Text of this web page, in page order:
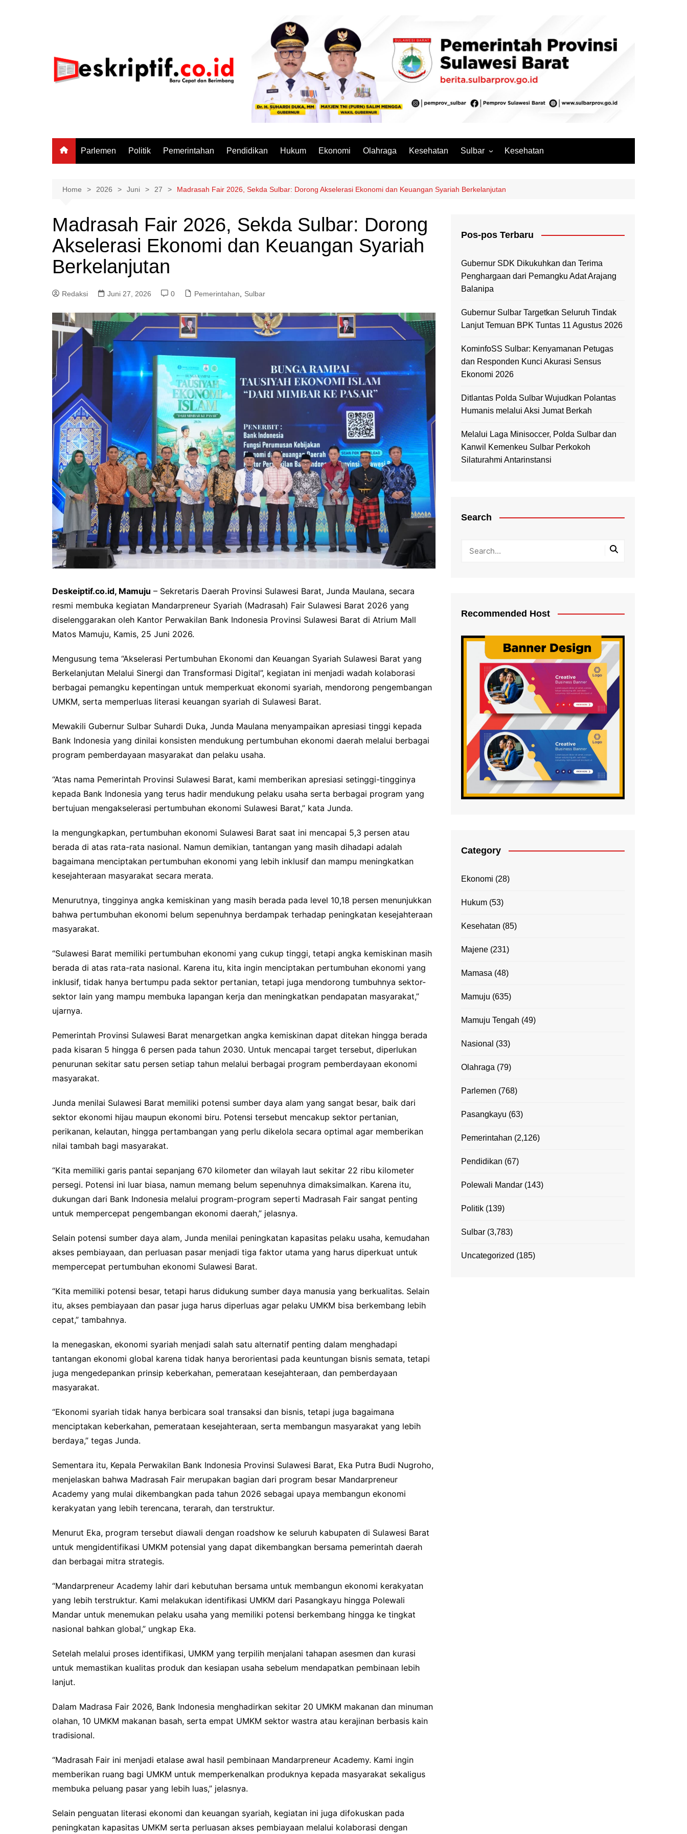
Parlemen Politik Pemerintahan Pendidikan Hukum Ekonomi Olahraga Kesehatan Sulbar
Mamuju Tengah
Mamasa
Kesehatan
Home 2026 Juni 27 Madrasah Fair 2026, Sekda Sulbar: Dorong Akselerasi Ekonomi dan Keuangan Syariah Berkelanjutan
Madrasah Fair 2026, Sekda Sulbar: Dorong
Akselerasi Ekonomi dan Keuangan Syariah
Berkelanjutan
Redaksi Juni 27, 2026 0 Pemerintahan Sulbar
Deskeiptif.co.id, Mamuju – Sekretaris Daerah Provinsi Sulawesi Barat, Junda Maulana, secara
resmi membuka kegiatan Mandarpreneur Syariah (Madrasah) Fair Sulawesi Barat 2026 yang
diselenggarakan oleh Kantor Perwakilan Bank Indonesia Provinsi Sulawesi Barat di Atrium Mall
Matos Mamuju, Kamis, 25 Juni 2026.
Mengusung tema “Akselerasi Pertumbuhan Ekonomi dan Keuangan Syariah Sulawesi Barat yang
Berkelanjutan Melalui Sinergi dan Transformasi Digital”, kegiatan ini menjadi wadah kolaborasi
berbagai pemangku kepentingan untuk memperkuat ekonomi syariah, mendorong pengembangan
UMKM, serta memperluas literasi keuangan syariah di Sulawesi Barat.
Mewakili Gubernur Sulbar Suhardi Duka, Junda Maulana menyampaikan apresiasi tinggi kepada
Bank Indonesia yang dinilai konsisten mendukung pertumbuhan ekonomi daerah melalui berbagai
program pemberdayaan masyarakat dan pelaku usaha.
“Atas nama Pemerintah Provinsi Sulawesi Barat, kami memberikan apresiasi setinggi-tingginya
kepada Bank Indonesia yang terus hadir mendukung pelaku usaha serta berbagai program yang
bertujuan mengakselerasi pertumbuhan ekonomi Sulawesi Barat,” kata Junda.
Ia mengungkapkan, pertumbuhan ekonomi Sulawesi Barat saat ini mencapai 5,3 persen atau
berada di atas rata-rata nasional. Namun demikian, tantangan yang masih dihadapi adalah
bagaimana menciptakan pertumbuhan ekonomi yang lebih inklusif dan mampu meningkatkan
kesejahteraan masyarakat secara merata.
Menurutnya, tingginya angka kemiskinan yang masih berada pada level 10,18 persen menunjukkan
bahwa pertumbuhan ekonomi belum sepenuhnya berdampak terhadap peningkatan kesejahteraan
masyarakat.
“Sulawesi Barat memiliki pertumbuhan ekonomi yang cukup tinggi, tetapi angka kemiskinan masih
berada di atas rata-rata nasional. Karena itu, kita ingin menciptakan pertumbuhan ekonomi yang
inklusif, tidak hanya bertumpu pada sektor pertanian, tetapi juga mendorong tumbuhnya sektor-
sektor lain yang mampu membuka lapangan kerja dan meningkatkan pendapatan masyarakat,”
ujarnya.
Pemerintah Provinsi Sulawesi Barat menargetkan angka kemiskinan dapat ditekan hingga berada
pada kisaran 5 hingga 6 persen pada tahun 2030. Untuk mencapai target tersebut, diperlukan
penurunan sekitar satu persen setiap tahun melalui berbagai program pemberdayaan ekonomi
masyarakat.
Junda menilai Sulawesi Barat memiliki potensi sumber daya alam yang sangat besar, baik dari
sektor ekonomi hijau maupun ekonomi biru. Potensi tersebut mencakup sektor pertanian,
perikanan, kelautan, hingga pertambangan yang perlu dikelola secara optimal agar memberikan
nilai tambah bagi masyarakat.
“Kita memiliki garis pantai sepanjang 670 kilometer dan wilayah laut sekitar 22 ribu kilometer
persegi. Potensi ini luar biasa, namun memang belum sepenuhnya dimaksimalkan. Karena itu,
dukungan dari Bank Indonesia melalui program-program seperti Madrasah Fair sangat penting
untuk mempercepat pengembangan ekonomi daerah,” jelasnya.
Selain potensi sumber daya alam, Junda menilai peningkatan kapasitas pelaku usaha, kemudahan
akses pembiayaan, dan perluasan pasar menjadi tiga faktor utama yang harus diperkuat untuk
mempercepat pertumbuhan ekonomi Sulawesi Barat.
“Kita memiliki potensi besar, tetapi harus didukung sumber daya manusia yang berkualitas. Selain
itu, akses pembiayaan dan pasar juga harus diperluas agar pelaku UMKM bisa berkembang lebih
cepat,” tambahnya.
Ia menegaskan, ekonomi syariah menjadi salah satu alternatif penting dalam menghadapi
tantangan ekonomi global karena tidak hanya berorientasi pada keuntungan bisnis semata, tetapi
juga mengedepankan prinsip keberkahan, pemerataan kesejahteraan, dan pemberdayaan
masyarakat.
“Ekonomi syariah tidak hanya berbicara soal transaksi dan bisnis, tetapi juga bagaimana
menciptakan keberkahan, pemerataan kesejahteraan, serta membangun masyarakat yang lebih
berdaya,” tegas Junda.
Sementara itu, Kepala Perwakilan Bank Indonesia Provinsi Sulawesi Barat, Eka Putra Budi Nugroho,
menjelaskan bahwa Madrasah Fair merupakan bagian dari program besar Mandarpreneur
Academy yang mulai dikembangkan pada tahun 2026 sebagai upaya membangun ekonomi
kerakyatan yang lebih terencana, terarah, dan terstruktur.
Menurut Eka, program tersebut diawali dengan roadshow ke seluruh kabupaten di Sulawesi Barat
untuk mengidentifikasi UMKM potensial yang dapat dikembangkan bersama pemerintah daerah
dan berbagai mitra strategis.
“Mandarpreneur Academy lahir dari kebutuhan bersama untuk membangun ekonomi kerakyatan
yang lebih terstruktur. Kami melakukan identifikasi UMKM dari Pasangkayu hingga Polewali
Mandar untuk menemukan pelaku usaha yang memiliki potensi berkembang hingga ke tingkat
nasional bahkan global,” ungkap Eka.
Setelah melalui proses identifikasi, UMKM yang terpilih menjalani tahapan asesmen dan kurasi
untuk memastikan kualitas produk dan kesiapan usaha sebelum mendapatkan pembinaan lebih
lanjut.
Dalam Madrasa Fair 2026, Bank Indonesia menghadirkan sekitar 20 UMKM makanan dan minuman
olahan, 10 UMKM makanan basah, serta empat UMKM sektor wastra atau kerajinan berbasis kain
tradisional.
“Madrasah Fair ini menjadi etalase awal hasil pembinaan Mandarpreneur Academy. Kami ingin
memberikan ruang bagi UMKM untuk memperkenalkan produknya kepada masyarakat sekaligus
membuka peluang pasar yang lebih luas,” jelasnya.
Selain penguatan literasi ekonomi dan keuangan syariah, kegiatan ini juga difokuskan pada
peningkatan kapasitas UMKM serta perluasan akses pembiayaan melalui kolaborasi dengan
Pos-pos Terbaru
Gubernur SDK Dikukuhkan dan Terima
Penghargaan dari Pemangku Adat Arajang
Balanipa
Gubernur Sulbar Targetkan Seluruh Tindak
Lanjut Temuan BPK Tuntas 11 Agustus 2026
KominfoSS Sulbar: Kenyamanan Petugas
dan Responden Kunci Akurasi Sensus
Ekonomi 2026
Ditlantas Polda Sulbar Wujudkan Polantas
Humanis melalui Aksi Jumat Berkah
Melalui Laga Minisoccer, Polda Sulbar dan
Kanwil Kemenkeu Sulbar Perkokoh
Silaturahmi Antarinstansi
Search
Recommended Host
Category
Ekonomi (28)
Hukum (53)
Kesehatan (85)
Majene (231)
Mamasa (48)
Mamuju (635)
Mamuju Tengah (49)
Nasional (33)
Olahraga (79)
Parlemen (768)
Pasangkayu (63)
Pemerintahan (2,126)
Pendidikan (67)
Polewali Mandar (143)
Politik (139)
Sulbar (3,783)
Uncategorized (185)